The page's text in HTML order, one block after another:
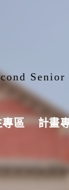
專區 計畫